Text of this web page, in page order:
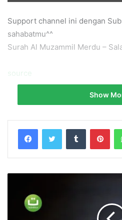
Support channel ini dengan
sahabatmu^^
Surah Al Muzammil Merdu –
source
Show
Tumblr